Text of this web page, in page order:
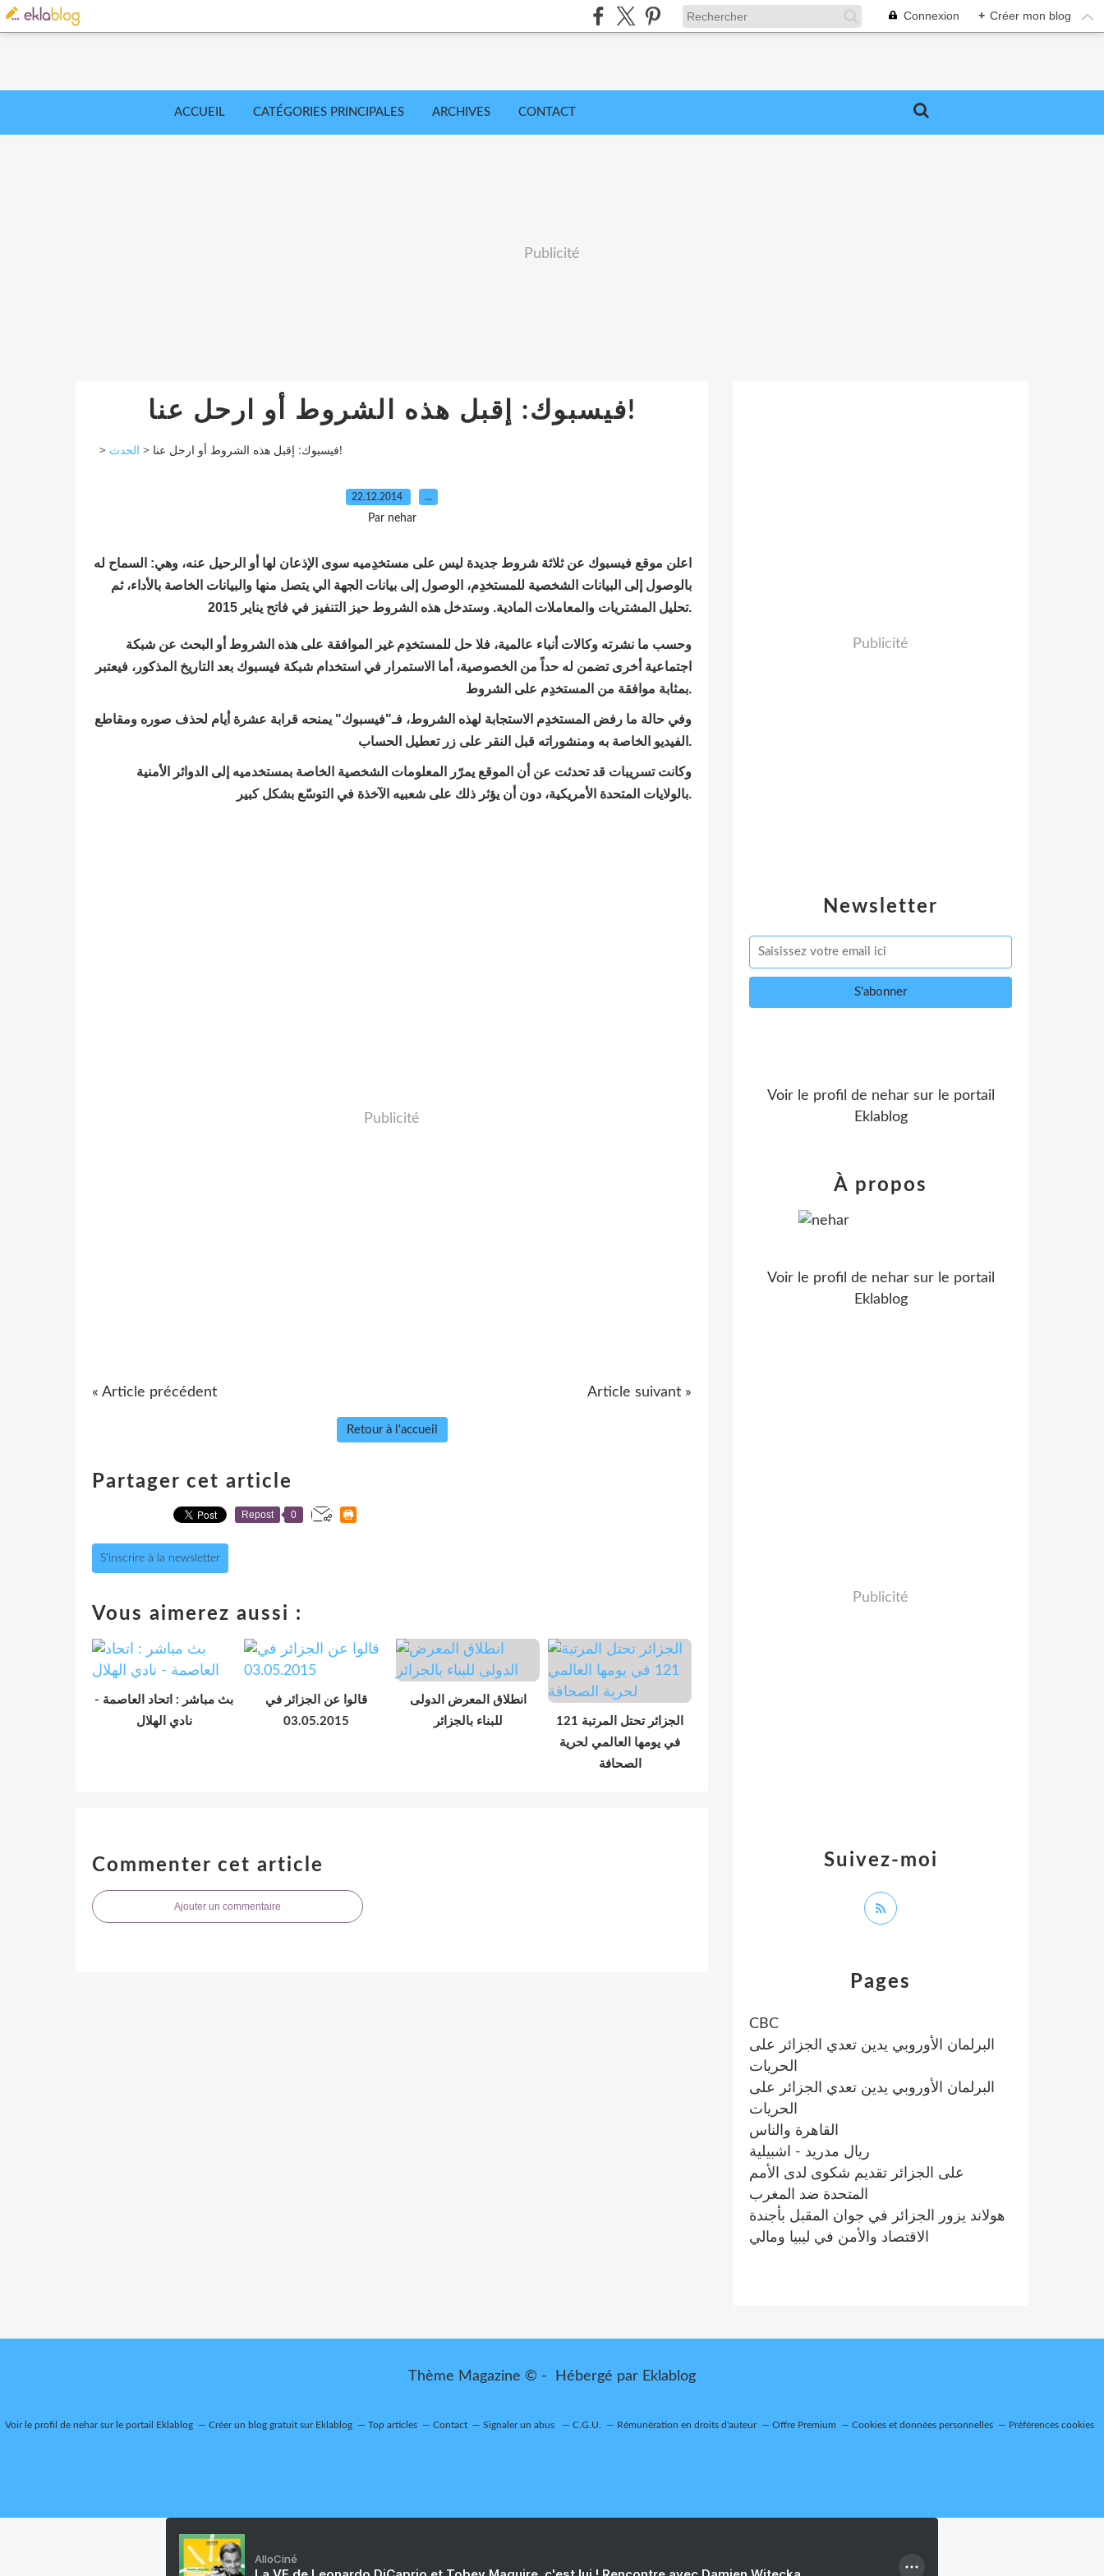
Connexion + Créer mon blog
ACCUEIL CATÉGORIES PRINCIPALES ARCHIVES CONTACT
Publicité
فيسبوك: إقبل هذه الشروط أو ارحل عنا!
> الحدث > فيسبوك: إقبل هذه الشروط أو ارحل عنا!
22.12.2014 …
Par nehar
اعلن موقع فيسبوك عن ثلاثة شروط جديدة ليس على مستخدِميه سوى الإذعان لها أو الرحيل عنه، وهي: السماح له
بالوصول إلى البيانات الشخصية للمستخدِم، الوصول إلى بيانات الجهة الي يتصل منها والبيانات الخاصة بالأداء، ثم
تحليل المشتريات والمعاملات المادية. وستدخل هذه الشروط حيز التنفيز في فاتح يناير 2015.
وحسب ما نشرته وكالات أنباء عالمية، فلا حل للمستخدِم غير الموافقة على هذه الشروط أو البحث عن شبكة
اجتماعية أخرى تضمن له حداً من الخصوصية، أما الاستمرار في استخدام شبكة فيسبوك بعد التاريخ المذكور، فيعتبر
بمثابة موافقة من المستخدِم على الشروط.
وفي حالة ما رفض المستخدِم الاستجابة لهذه الشروط، فـ"فيسبوك" يمنحه قرابة عشرة أيام لحذف صوره ومقاطع
الفيديو الخاصة به ومنشوراته قبل النقر على زر تعطيل الحساب.
وكانت تسريبات قد تحدثت عن أن الموقع يمرّر المعلومات الشخصية الخاصة بمستخدميه إلى الدوائر الأمنية
بالولايات المتحدة الأمريكية، دون أن يؤثر ذلك على شعبيه الآخذة في التوسّع بشكل كبير.
Publicité
« Article précédent Article suivant »
Retour à l'accueil
Partager cet article
Repost 0
S'inscrire à la newsletter
Vous aimerez aussi :
بث مباشر : اتحاد العاصمة -
نادي الهلال
قالوا عن الجزائر في
03.05.2015
انطلاق المعرض الدولى
للبناء بالجزائر
الجزائر تحتل المرتبة 121
في يومها العالمي لحرية
الصحافة
Commenter cet article
Ajouter un commentaire
Newsletter
Publicité
Pages
CBC
البرلمان الأوروبي يدين تعدي الجزائر على
الحريات
البرلمان الأوروبي يدين تعدي الجزائر على
الحريات
القاهرة والناس
ريال مدريد - اشبيلية
على الجزائر تقديم شكوى لدى الأمم
المتحدة ضد المغرب
هولاند يزور الجزائر في جوان المقبل بأجندة
الاقتصاد والأمن في ليبيا ومالي
Voir le profil de neharsur le portail
Eklablog
Suivez-moi
À propos
Voir le profil de neharsur le portail
Eklablog
Publicité
Thème Magazine © - Hébergé par Eklablog
Voir le profil de neharsur le portail Eklablog Créer un blog gratuit sur Eklablog Top articles Contact Signaler un abus C.G.U. Rémunération en droits d'auteur Offre Premium Cookies et données personnelles Préférences cookies
AlloCiné